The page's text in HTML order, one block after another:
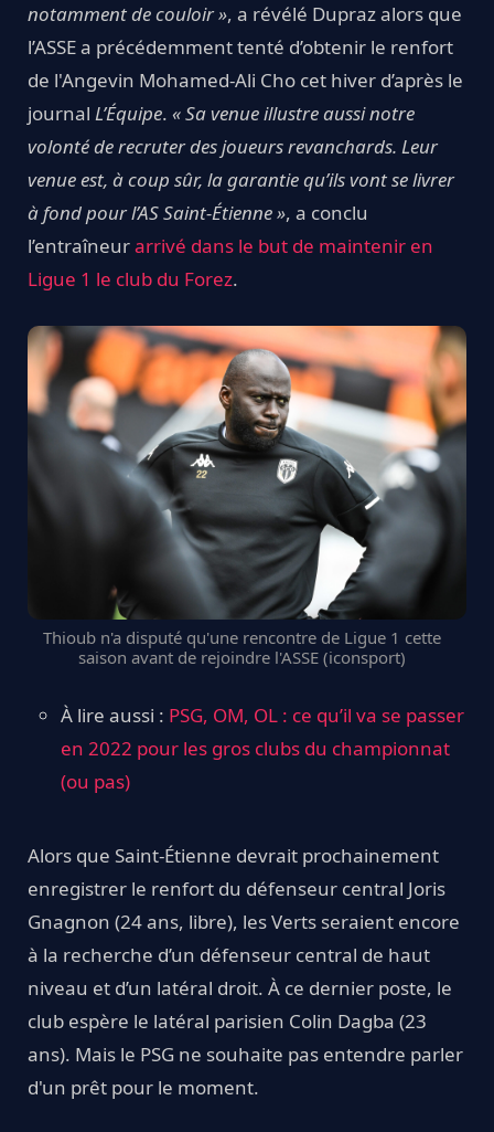
notamment de couloir », a révélé Dupraz alors que
l’ASSE a précédemment tenté d’obtenir le renfort
de l'Angevin Mohamed-Ali Cho cet hiver d’après le
journal L’Équipe. « Sa venue illustre aussi notre
volonté de recruter des joueurs revanchards. Leur
venue est, à coup sûr, la garantie qu’ils vont se livrer
à fond pour l’AS Saint-Étienne », a conclu
l’entraîneurarrivé dans le but de maintenir en
Ligue 1 le club du Forez.
Thioub n'a disputé qu'une rencontre de Ligue 1 cette
saison avant de rejoindre l'ASSE (iconsport)
À lire aussi : PSG, OM, OL : ce qu’il va se passer
en 2022 pour les gros clubs du championnat
(ou pas)
Alors que Saint-Étienne devrait prochainement
enregistrer le renfort du défenseur central Joris
Gnagnon (24 ans, libre), les Verts seraient encore
à la recherche d’un défenseur central de haut
niveau et d’un latéral droit. À ce dernier poste, le
club espère le latéral parisien Colin Dagba (23
ans). Mais le PSG ne souhaite pas entendre parler
d'un prêt pour le moment.